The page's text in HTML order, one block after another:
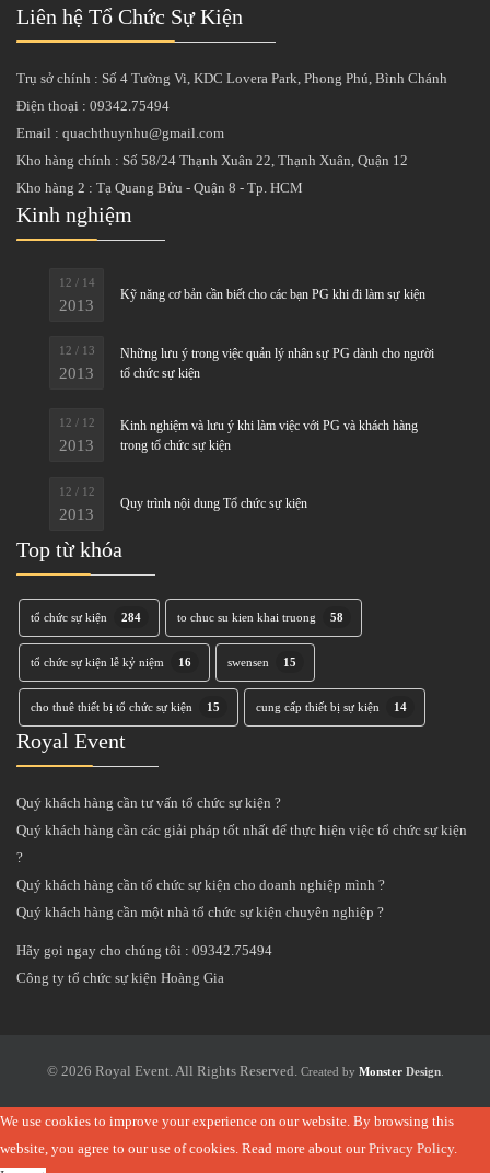
Liên hệ Tổ Chức Sự Kiện
Trụ sở chính : Số 4 Tường Vi, KDC Lovera Park, Phong Phú, Bình Chánh
Điện thoại : 09342.75494
Email : quachthuynhu@gmail.com
Kho hàng chính : Số 58/24 Thạnh Xuân 22, Thạnh Xuân, Quận 12
Kho hàng 2 : Tạ Quang Bửu - Quận 8 - Tp. HCM
Kinh nghiệm
12 / 14
2013
Kỹ năng cơ bản cần biết cho các bạn PG khi đi làm sự kiện
12 / 13
2013
Những lưu ý trong việc quản lý nhân sự PG dành cho người
tổ chức sự kiện
12 / 12
2013
Kinh nghiệm và lưu ý khi làm việc với PG và khách hàng
trong tổ chức sự kiện
12 / 12
2013
Quy trình nội dung Tổ chức sự kiện
Top từ khóa
tổ chức sự kiện 284 to chuc su kien khai truong 58
tổ chức sự kiện lễ kỷ niệm 16 swensen 15
cho thuê thiết bị tổ chức sự kiện 15 cung cấp thiết bị sự kiện 14
Royal Event
Quý khách hàng cần tư vấn tổ chức sự kiện ?
Quý khách hàng cần các giải pháp tốt nhất để thực hiện việc tổ chức sự kiện
?
Quý khách hàng cần tổ chức sự kiện cho doanh nghiệp mình ?
Quý khách hàng cần một nhà tổ chức sự kiện chuyên nghiệp ?
Hãy gọi ngay cho chúng tôi : 09342.75494
Công ty tổ chức sự kiện Hoàng Gia
© 2026 Royal Event. All Rights Reserved. Created by MonsterDesign.
We use cookies to improve your experience on our website. By browsing this
website, you agree to our use of cookies. Read more about ourPrivacy Policy.